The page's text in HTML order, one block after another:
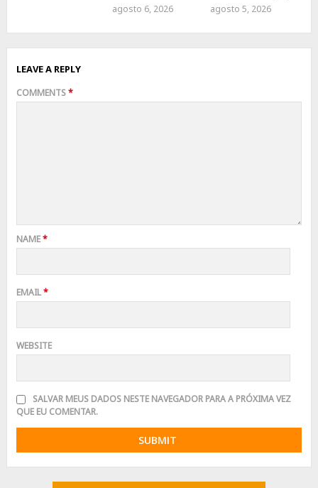
agosto 6, 2026 agosto 5, 2026
LEAVE A REPLY
COMMENTS*
NAME*
EMAIL*
WEBSITE
SALVAR MEUS DADOS NESTE NAVEGADOR PARA A PRÓXIMA VEZ
QUE EU COMENTAR.